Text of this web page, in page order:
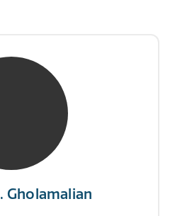
Gholamalian
Gholamalian
Expert
de wind niet kunt
dan de stand van je